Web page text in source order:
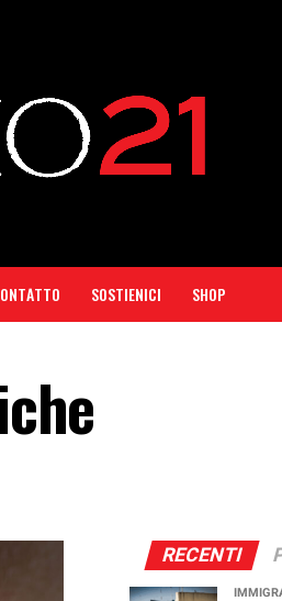
SOSTIENICI SHOP
RECENTI